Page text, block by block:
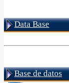
Data Base
Base de datos